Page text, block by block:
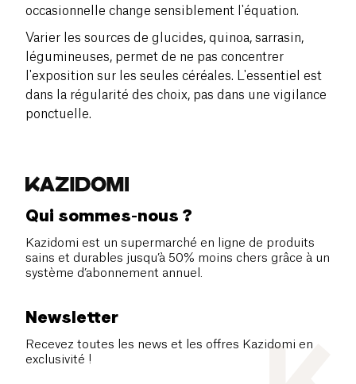
occasionnelle change sensiblement l'équation.
Varier les sources de glucides, quinoa, sarrasin,
légumineuses, permet de ne pas concentrer
l'exposition sur les seules céréales. L'essentiel est
dans la régularité des choix, pas dans une vigilance
ponctuelle.
Qui sommes-nous ?
Kazidomi est un supermarché en ligne de produits
sains et durables jusqu’à 50% moins chers grâce à un
système d’abonnement annuel.
Newsletter
Recevez toutes les news et les offres Kazidomi en
exclusivité !